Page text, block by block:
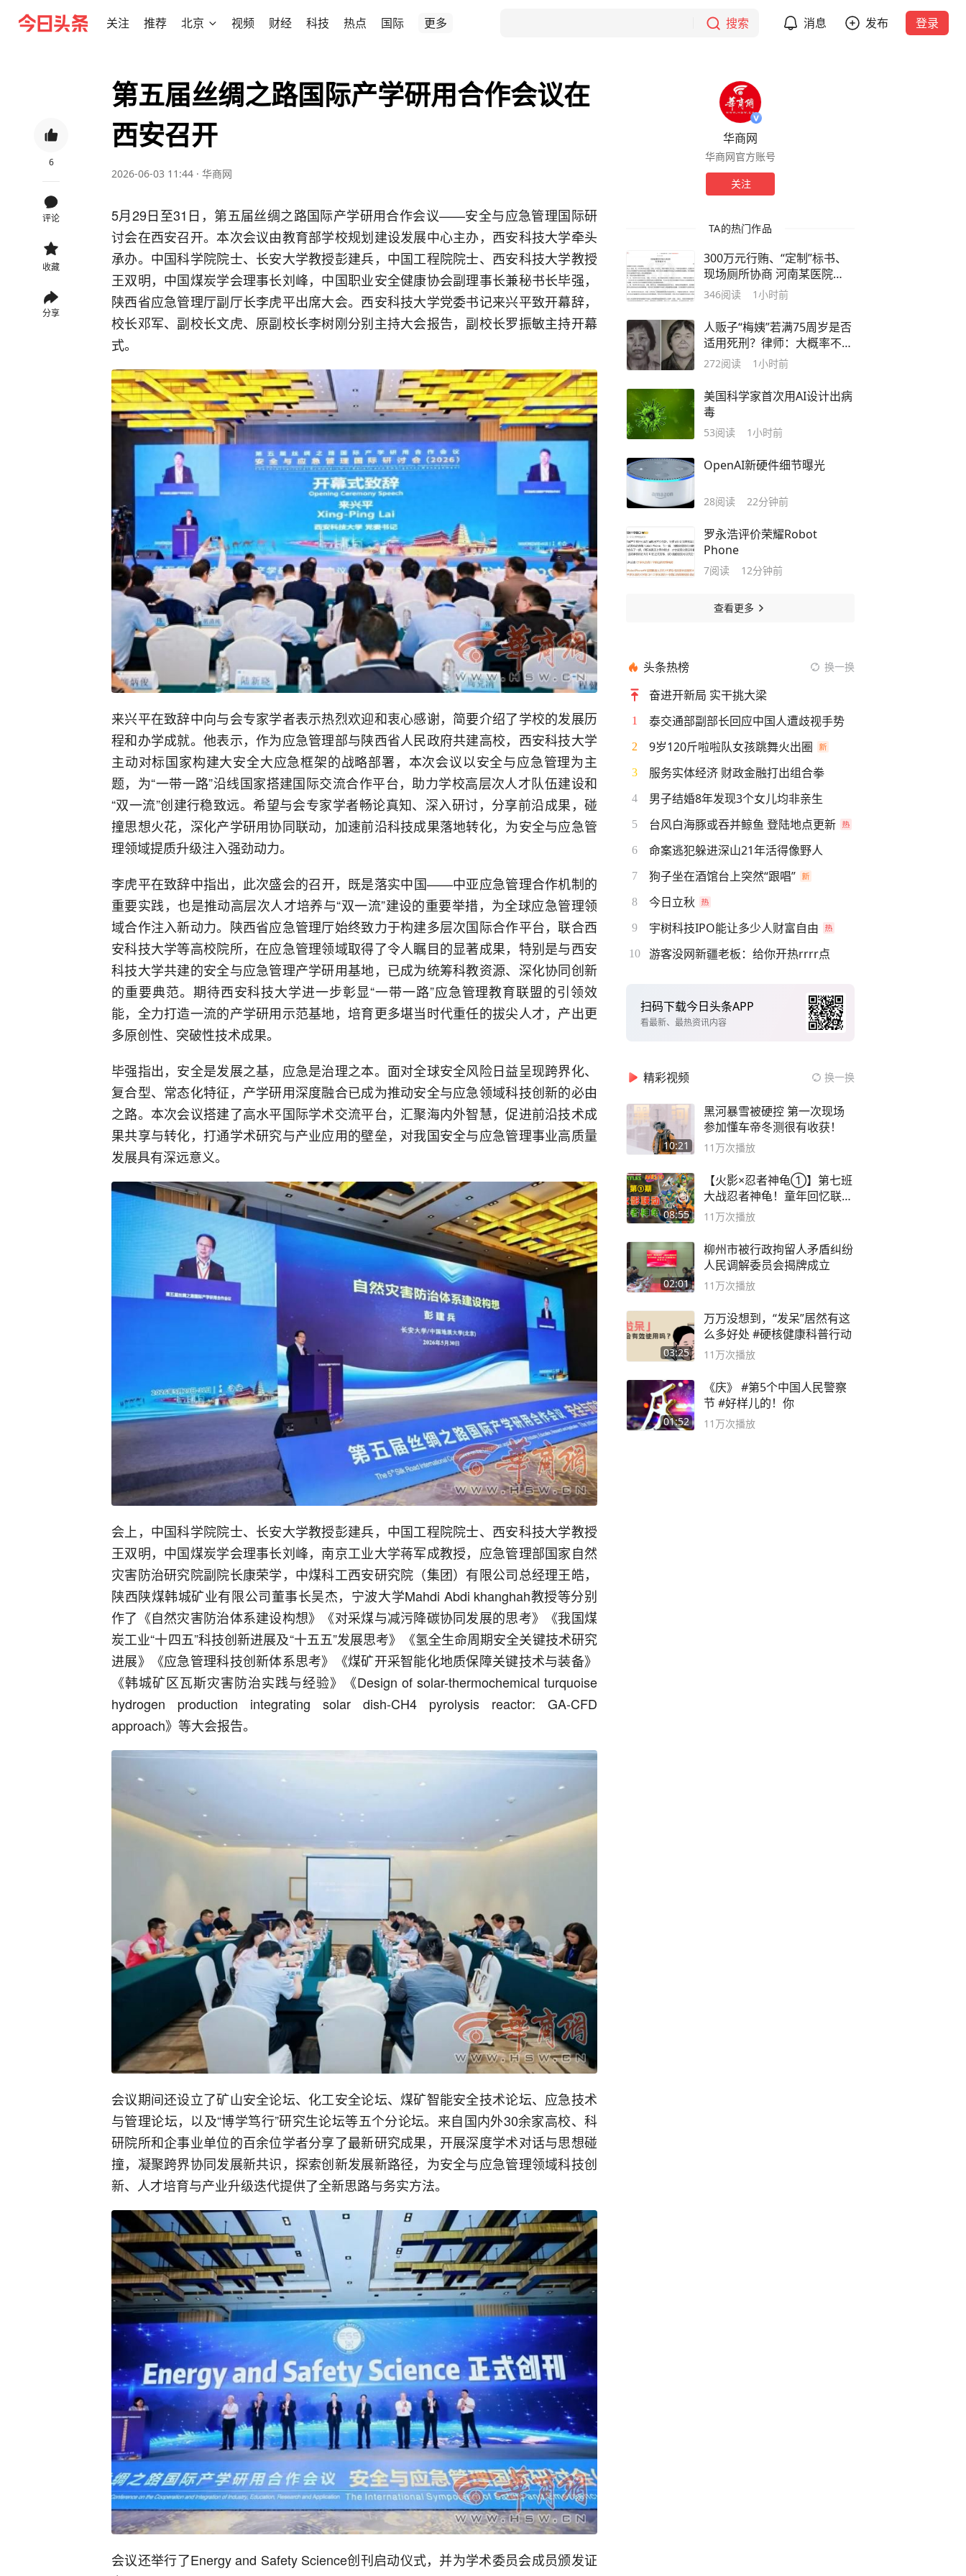
关注 推荐 北京 视频 财经 科技 热点 国际 更多 搜索 消息 发布 登录
6
评论
收藏
分享
第五届丝绸之路国际产学研用合作会议在
西安召开
2026-06-03 11:44 · 华商网
5月29日至31日，第五届丝绸之路国际产学研用合作会议——安全与应急管理国际研
讨会在西安召开。本次会议由教育部学校规划建设发展中心主办，西安科技大学牵头
承办。中国科学院院士、长安大学教授彭建兵，中国工程院院士、西安科技大学教授
王双明，中国煤炭学会理事长刘峰，中国职业安全健康协会副理事长兼秘书长毕强，
陕西省应急管理厅副厅长李虎平出席大会。西安科技大学党委书记来兴平致开幕辞，
校长邓军、副校长文虎、原副校长李树刚分别主持大会报告，副校长罗振敏主持开幕
式。
来兴平在致辞中向与会专家学者表示热烈欢迎和衷心感谢，简要介绍了学校的发展历
程和办学成就。他表示，作为应急管理部与陕西省人民政府共建高校，西安科技大学
主动对标国家构建大安全大应急框架的战略部署，本次会议以安全与应急管理为主
题，为“一带一路”沿线国家搭建国际交流合作平台，助力学校高层次人才队伍建设和
“双一流”创建行稳致远。希望与会专家学者畅论真知、深入研讨，分享前沿成果，碰
撞思想火花，深化产学研用协同联动，加速前沿科技成果落地转化，为安全与应急管
理领域提质升级注入强劲动力。
李虎平在致辞中指出，此次盛会的召开，既是落实中国——中亚应急管理合作机制的
重要实践，也是推动高层次人才培养与“双一流”建设的重要举措，为全球应急管理领
域合作注入新动力。陕西省应急管理厅始终致力于构建多层次国际合作平台，联合西
安科技大学等高校院所，在应急管理领域取得了令人瞩目的显著成果，特别是与西安
科技大学共建的安全与应急管理产学研用基地，已成为统筹科教资源、深化协同创新
的重要典范。期待西安科技大学进一步彰显“一带一路”应急管理教育联盟的引领效
能，全力打造一流的产学研用示范基地，培育更多堪当时代重任的拔尖人才，产出更
多原创性、突破性技术成果。
毕强指出，安全是发展之基，应急是治理之本。面对全球安全风险日益呈现跨界化、
复合型、常态化特征，产学研用深度融合已成为推动安全与应急领域科技创新的必由
之路。本次会议搭建了高水平国际学术交流平台，汇聚海内外智慧，促进前沿技术成
果共享与转化，打通学术研究与产业应用的壁垒，对我国安全与应急管理事业高质量
发展具有深远意义。
会上，中国科学院院士、长安大学教授彭建兵，中国工程院院士、西安科技大学教授
王双明，中国煤炭学会理事长刘峰，南京工业大学蒋军成教授，应急管理部国家自然
灾害防治研究院副院长康荣学，中煤科工西安研究院（集团）有限公司总经理王皓，
陕西陕煤韩城矿业有限公司董事长吴杰，宁波大学Mahdi Abdi khanghah教授等分别
作了《自然灾害防治体系建设构想》《对采煤与减污降碳协同发展的思考》《我国煤
炭工业“十四五”科技创新进展及“十五五”发展思考》《氢全生命周期安全关键技术研究
进展》《应急管理科技创新体系思考》《煤矿开采智能化地质保障关键技术与装备》
《韩城矿区瓦斯灾害防治实践与经验》《Design of solar-thermochemical turquoise
hydrogen production integrating solar dish-CH4 pyrolysis reactor: GA-CFD
approach》等大会报告。
会议期间还设立了矿山安全论坛、化工安全论坛、煤矿智能安全技术论坛、应急技术
与管理论坛，以及“博学笃行”研究生论坛等五个分论坛。来自国内外30余家高校、科
研院所和企事业单位的百余位学者分享了最新研究成果，开展深度学术对话与思想碰
撞，凝聚跨界协同发展新共识，探索创新发展新路径，为安全与应急管理领域科技创
新、人才培育与产业升级迭代提供了全新思路与务实方法。
会议还举行了Energy and Safety Science创刊启动仪式，并为学术委员会成员颁发证
华商网
华商网官方账号
关注
TA的热门作品
300万元行贿、“定制”标书、
现场厕所协商 河南某医院
2.33亿元工程串标案细节披露
346阅读 1小时前
人贩子“梅姨”若满75周岁是否
适用死刑？律师：大概率不会
被判处死刑
272阅读 1小时前
美国科学家首次用AI设计出病
毒
53阅读 1小时前
OpenAI新硬件细节曝光
28阅读 22分钟前
罗永浩评价荣耀Robot
Phone
7阅读 12分钟前
查看更多
头条热榜 换一换
奋进开新局 实干挑大梁
1 泰交通部副部长回应中国人遭歧视手势
2 9岁120斤啦啦队女孩跳舞火出圈
3 服务实体经济 财政金融打出组合拳
4 男子结婚8年发现3个女儿均非亲生
5 台风白海豚或吞并鲸鱼 登陆地点更新
6 命案逃犯躲进深山21年活得像野人
7 狗子坐在酒馆台上突然“跟唱”
8 今日立秋
9 宇树科技IPO能让多少人财富自由
10 游客没网新疆老板：给你开热rrrr点
扫码下载今日头条APP
看最新、最热资讯内容
精彩视频 换一换
10:21
黑河暴雪被硬控 第一次现场
参加懂车帝冬测很有收获！
11万次播放
08:55
【火影×忍者神龟①】第七班
大战忍者神龟！童年回忆联动
论武？
11万次播放
02:01
柳州市被行政拘留人矛盾纠纷
人民调解委员会揭牌成立
11万次播放
03:25
万万没想到，“发呆”居然有这
么多好处 #硬核健康科普行动
11万次播放
01:52
《庆》 #第5个中国人民警察
节 #好样儿的！你
11万次播放